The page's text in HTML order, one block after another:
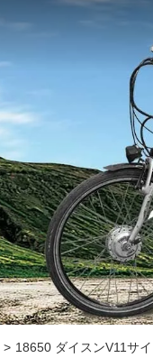
> 18650 ダイスンV11サ